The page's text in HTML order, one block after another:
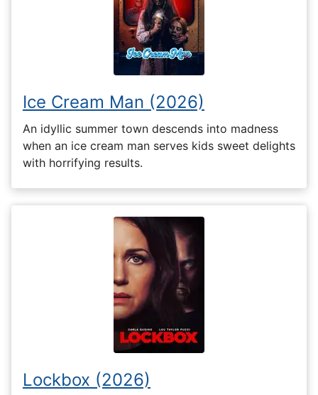
Ice Cream Man (2026)
An idyllic summer town descends into madness
when an ice cream man serves kids sweet delights
with horrifying results.
Lockbox (2026)